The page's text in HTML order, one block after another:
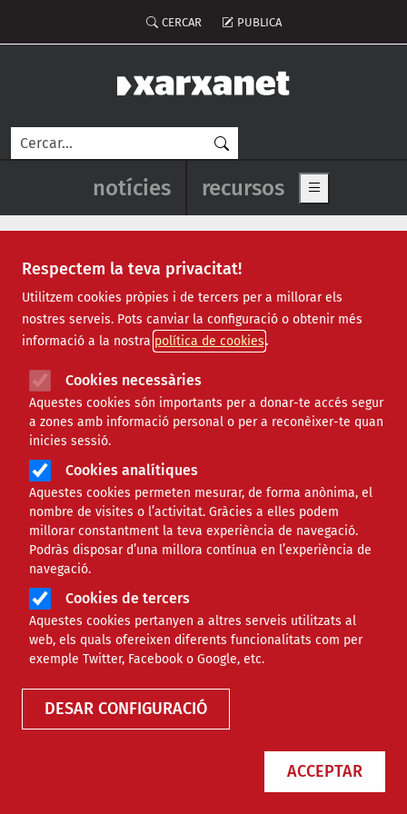
Respectem la teva privacitat!
Utilitzem cookies pròpies i de tercers per a millorar els
nostres serveis. Pots canviar la configuració o obtenir més
informació a la nostra política de cookies
Cookies necessàries
Aquestes cookies són importants per a donar-te accés segur
a zones amb informació personal o per a reconèixer-te quan
inicies sessió.
Cookies analítiques
Aquestes cookies permeten mesurar, de forma anònima, el
nombre de visites o l’activitat. Gràcies a elles podem
millorar constantment la teva experiència de navegació.
Podràs disposar d’una millora contínua en l’experiència de
navegació.
Cookies de tercers
Aquestes cookies pertanyen a altres serveis utilitzats al
web, els quals ofereixen diferents funcionalitats com per
exemple Twitter, Facebook o Google, etc.
DESAR CONFIGURACIÓ
ACCEPTAR
Menú del compte d'usuari
CERCAR PUBLICA
Cerca
Navegació principal de
notícies recursos Show main
Notícies
Totes | Ambiental | Comunitari | Cultural | Social
|
Internacional | Projectes | Jurídic | Tecnològic
Formació
Agenda